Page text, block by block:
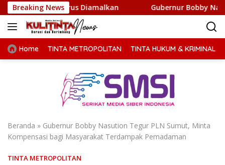
Langsung
ke
konten
Breaking News
Diamalkan Gubernur Bobby Nasution Minta
Home TINTA METROPOLITAN TINTA HUKUM & KRIMINAL
Beranda » Gubernur Bobby Nasution Tegur PLN Sumut, Minta
Kompensasi bagi Masyarakat Terdampak Pemadaman
TINTA METROPOLITAN